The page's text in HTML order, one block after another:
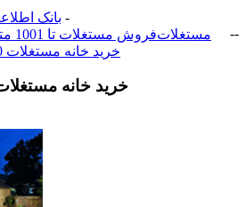
بانک -
مستغلات
- فروش مستغلات تا 1001 متر تا 2000 متر زمین
-
خرید خانه مستغلات 350 متر تهران دربند
خرید خانه مستغلات 350 متر تهران